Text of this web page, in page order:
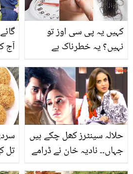
آج
کہیں یہ پی سی اوز تو
نہیں؟ یہ خطرناک ہے
علامات پی سی اوز کی
نشاندہی کرتی ہیں۔۔ آپ
بھی جانیے
تل
حلالہ سینٹرز کھل چکے ہیں
جہاں۔۔ نادیہ خان نے ڈرامے